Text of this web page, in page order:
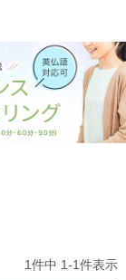
1件中 1-1件表示